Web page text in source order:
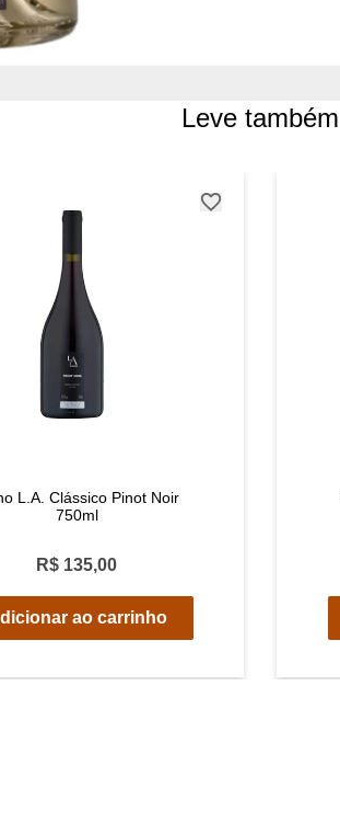
Leve também
L.A. Clássico Pinot Noir
750ml
R$ 135,00
ao carrinho